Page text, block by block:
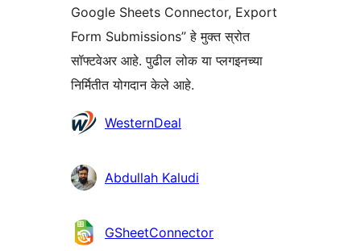
Google Sheets Connector, Export
Form Submissions” हे मुक्त स्रोत
सॉफ्टवेअर आहे. पुढील लोक या प्लगइनच्या
निर्मितीत योगदान केले आहे.
योगदानकर्तेWesternDeal
Abdullah Kaludi
GSheetConnector